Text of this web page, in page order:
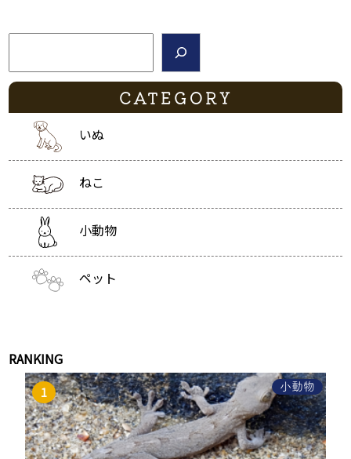
検索
CATEGORY
いぬ
ねこ
小動物
ペット
RANKING
小動物